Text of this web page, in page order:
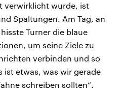
verwirklicht wurde, ist
Spaltungen. Am Tag, an
Turner die blaue
um seine Ziele zu
verbinden und so
ist etwas, was wir gerade
schreiben sollten“.